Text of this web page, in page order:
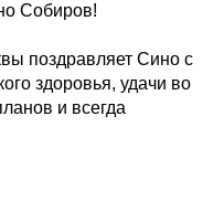
Собиров!
поздравляет Сино с
здоровья, удачи во
и всегда